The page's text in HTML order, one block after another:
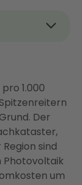
Anlage in
(nicht)
und
1.000
Der
sind
Photovoltaik
um